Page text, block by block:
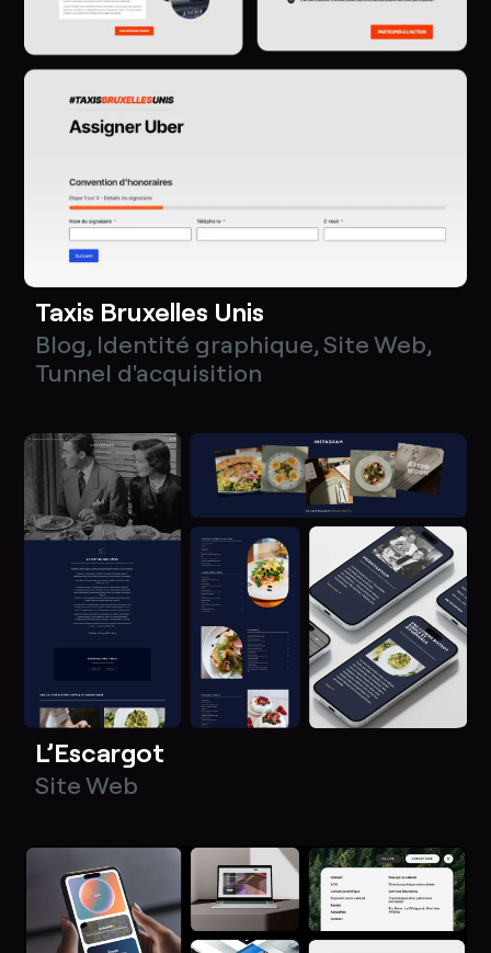
Taxis Bruxelles Unis
Blog, Identité graphique,Site Web,
Tunnel d'acquisition
L’Escargot
Site Web